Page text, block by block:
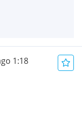
1:18